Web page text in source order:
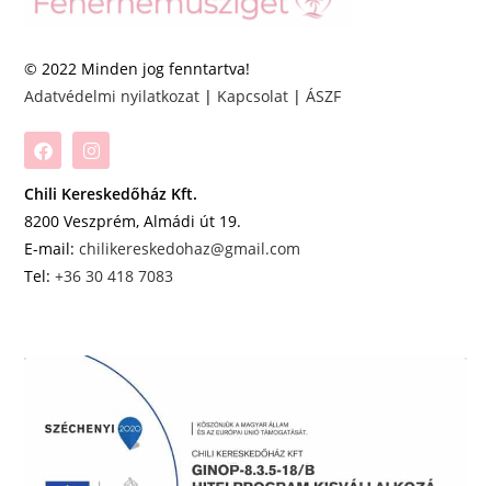
© 2022 Minden jog fenntartva!
Adatvédelmi nyilatkozat | Kapcsolat |ÁSZF
Chili Kereskedőház Kft.
8200 Veszprém, Almádi út 19.
E-mail:chilikereskedohaz@gmail.com
Tel:+36 30 418 7083